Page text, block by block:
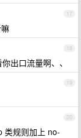
17
18
出口流量啊、、
19
20
类规则加上 no-